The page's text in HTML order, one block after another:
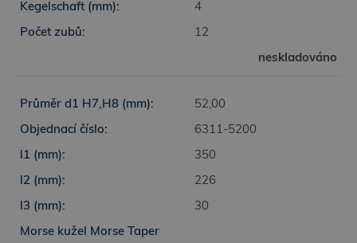
4
12
neskladováno
52,00
6311-5200
350
226
30